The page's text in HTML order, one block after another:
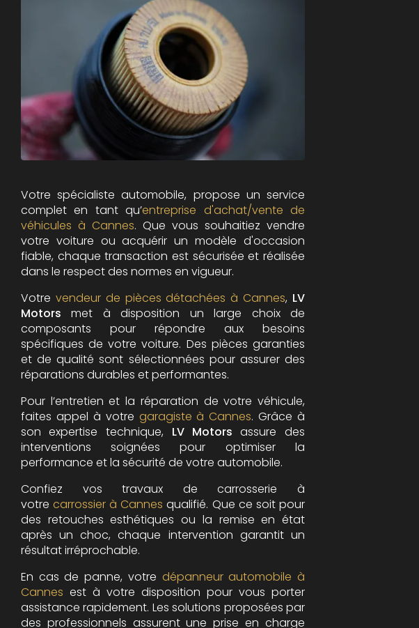
Votre spécialiste automobile, propose un service
complet en tant qu’entreprise d'achat/vente de
véhicules à Cannes. Que vous souhaitiez vendre
votre voiture ou acquérir un modèle d'occasion
fiable, chaque transaction est sécurisée et réalisée
dans le respect des normes en vigueur.
Votre vendeur de pièces détachées à Cannes, LV
Motors met à disposition un large choix de
composants pour répondre aux besoins
spécifiques de votre voiture. Des pièces garanties
et de qualité sont sélectionnées pour assurer des
réparations durables et performantes.
Pour l’entretien et la réparation de votre véhicule,
faites appel à votre garagiste à Cannes. Grâce à
son expertise technique, LV Motors assure des
interventions soignées pour optimiser la
performance et la sécurité de votre automobile.
Confiez vos travaux de carrosserie à
votrecarrossier à Cannes qualifié. Que ce soit pour
des retouches esthétiques ou la remise en état
après un choc, chaque intervention garantit un
résultat irréprochable.
En cas de panne, votre dépanneur automobile à
Cannes est à votre disposition pour vous porter
assistance rapidement. Les solutions proposées par
des professionnels assurent une prise en charge